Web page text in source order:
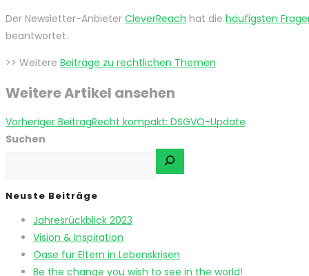
Der Newsletter-Anbieter CleverReach hat die häufigsten
beantwortet.
>> Weitere Beiträge zu rechtlichen Themen
Weitere Artikel ansehen
Vorheriger BeitragRecht kompakt: DSGVO-Update
Suchen
Neuste Beiträge
Jahresrückblick 2023
Vision & Inspiration
Oase für Eltern in Lebenskrisen
Be the change you wish to see in the world!